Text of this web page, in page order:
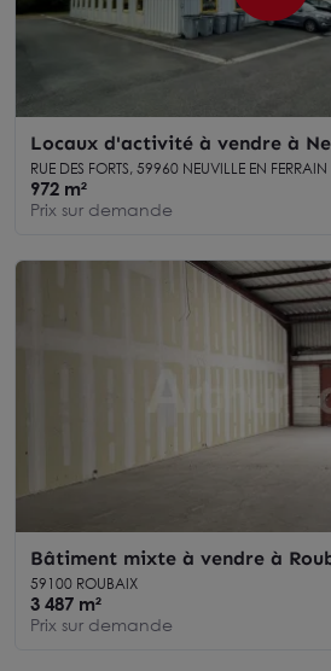
Locaux d'activité à vendre à
plain-pied sur terrain spacieux
RUE DES FORTS, 59960 NEUVILLE EN FERRAIN
972 m²
Prix sur demande
Bâtiment mixte à vendre à
sécurisé et entrepôt
59100 ROUBAIX
3 487 m²
Prix sur demande